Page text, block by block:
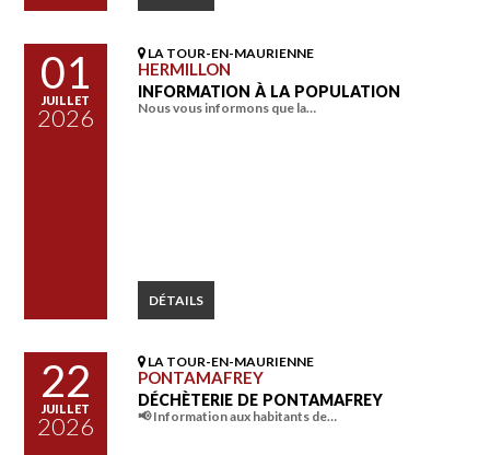
01
JUILLET
2026
LA TOUR-EN-MAURIENNE
HERMILLON
INFORMATION À LA POPULATION
Nous vous informons que la…
DÉTAILS
22
JUILLET
2026
LA TOUR-EN-MAURIENNE
PONTAMAFREY
DÉCHÈTERIE DE PONTAMAFREY
📢 Information aux habitants de…